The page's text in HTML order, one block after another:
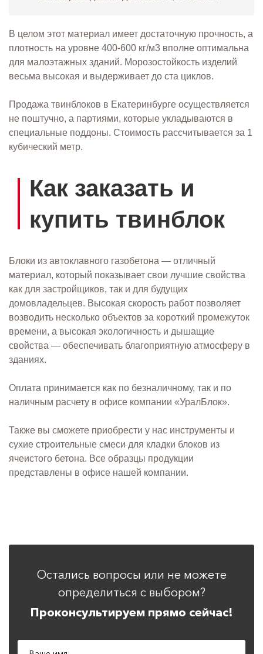
В целом этот материал имеет достаточную прочность, а
плотность на уровне 400-600 кг/м3 вполне оптимальна
для малоэтажных зданий. Морозостойкость изделий
весьма высокая и выдерживает до ста циклов.
Продажа твинблоков в Екатеринбурге осуществляется
не поштучно, а партиями, которые укладываются в
специальные поддоны. Стоимость рассчитывается за 1
кубический метр.
Как заказать и
купить твинблок
Блоки из автоклавного газобетона — отличный
материал, который показывает свои лучшие свойства
как для застройщиков, так и для будущих
домовладельцев. Высокая скорость работ позволяет
возводить несколько объектов за короткий промежуток
времени, а высокая экологичность и дышащие
свойства — обеспечивать благоприятную атмосферу в
зданиях.
Оплата принимается как по безналичному, так и по
наличным расчету в офисе компании «УралБлок».
Также вы сможете приобрести у нас инструменты и
сухие строительные смеси для кладки блоков из
ячеистого бетона. Все образцы продукции
представлены в офисе нашей компании.
Остались вопросы или не можете
определиться с выбором?
Проконсультируем прямо сейчас!